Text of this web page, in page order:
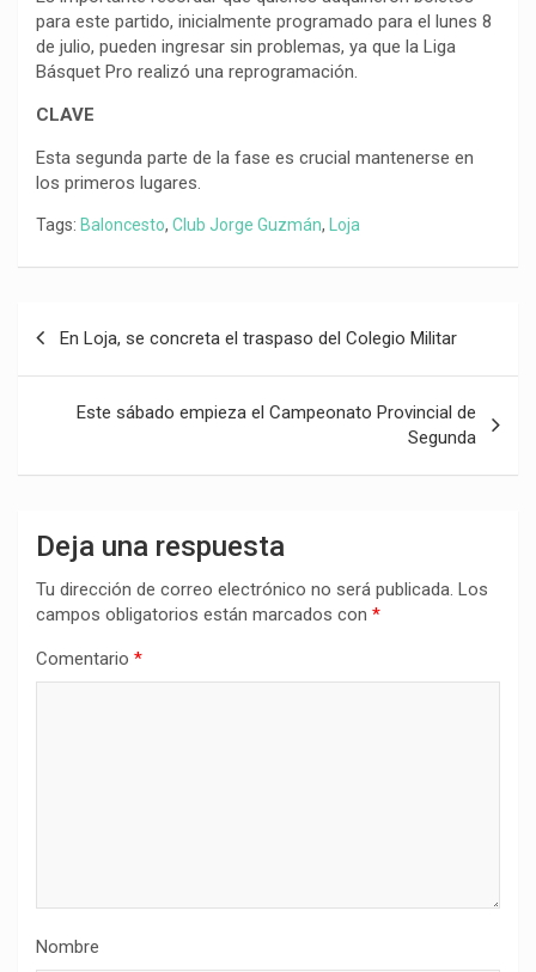
para este partido, inicialmente programado para el lunes 8
de julio, pueden ingresar sin problemas, ya que la Liga
Básquet Pro realizó una reprogramación.
CLAVE
Esta segunda parte de la fase es crucial mantenerse en
los primeros lugares.
Tags: Baloncesto, Club Jorge Guzmán, Loja
En Loja, se concreta el traspaso del Colegio Militar
Este sábado empieza el Campeonato Provincial de
Segunda
Deja una respuesta
Tu dirección de correo electrónico no será publicada. Los
campos obligatorios están marcados con *
Comentario *
Nombre